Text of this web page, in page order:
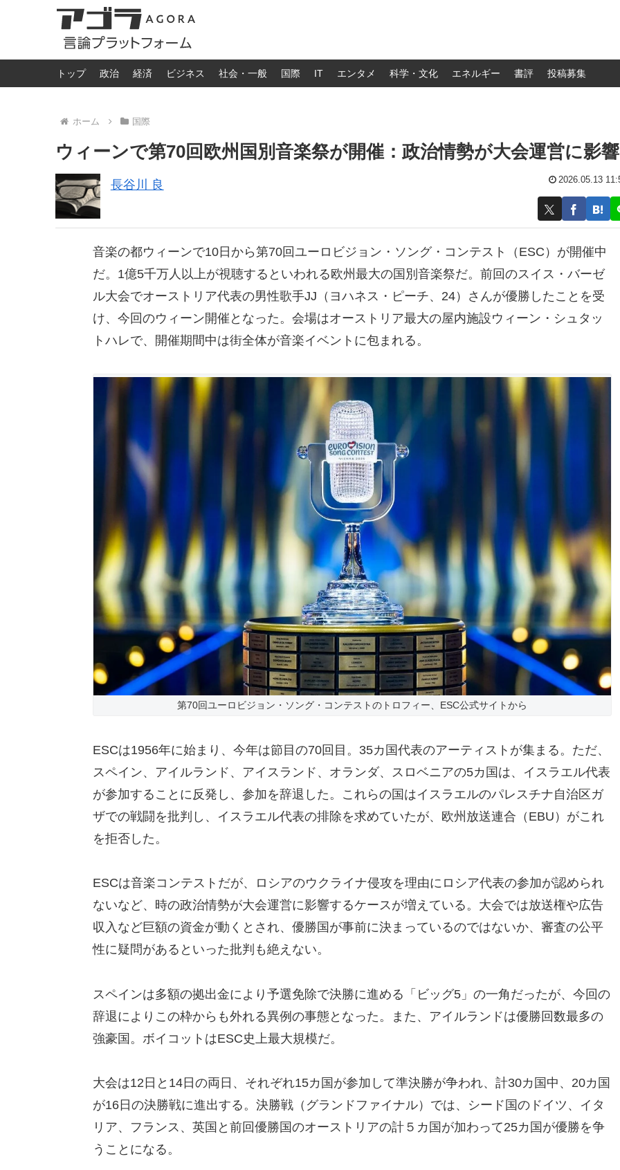
トップ 政治 経済 ビジネス 社会・一般 国際 IT エンタメ 科学・文化 エネルギー 書評 投稿募集
ホーム 国際
ウィーンで第70回欧州国別音楽祭が開催：政治情勢が大会運営に影響
長谷川 良 2026.05.13
音楽の都ウィーンで10日から第70回ユーロビジョン・ソング・コンテスト（ESC）が開催中
だ。1億5千万人以上が視聴するといわれる欧州最大の国別音楽祭だ。前回のスイス・バーゼ
ル大会でオーストリア代表の男性歌手JJ（ヨハネス・ピーチ、24）さんが優勝したことを受
け、今回のウィーン開催となった。会場はオーストリア最大の屋内施設ウィーン・シュタッ
トハレで、開催期間中は街全体が音楽イベントに包まれる。
第70回ユーロビジョン・ソング・コンテストのトロフィー、ESC公式サイトから
ESCは1956年に始まり、今年は節目の70回目。35カ国代表のアーティストが集まる。ただ、
スペイン、アイルランド、アイスランド、オランダ、スロベニアの5カ国は、イスラエル代表
が参加することに反発し、参加を辞退した。これらの国はイスラエルのパレスチナ自治区ガ
ザでの戦闘を批判し、イスラエル代表の排除を求めていたが、欧州放送連合（EBU）がこれ
を拒否した。
ESCは音楽コンテストだが、ロシアのウクライナ侵攻を理由にロシア代表の参加が認められ
ないなど、時の政治情勢が大会運営に影響するケースが増えている。大会では放送権や広告
収入など巨額の資金が動くとされ、優勝国が事前に決まっているのではないか、審査の公平
性に疑問があるといった批判も絶えない。
スペインは多額の拠出金により予選免除で決勝に進める「ビッグ5」の一角だったが、今回の
辞退によりこの枠からも外れる異例の事態となった。また、アイルランドは優勝回数最多の
強豪国。ボイコットはESC史上最大規模だ。
大会は12日と14日の両日、それぞれ15カ国が参加して準決勝が争われ、計30カ国中、20カ国
が16日の決勝戦に進出する。決勝戦（グランドファイナル）では、シード国のドイツ、イタ
リア、フランス、英国と前回優勝国のオーストリアの計５カ国が加わって25カ国が優勝を争
うことになる。